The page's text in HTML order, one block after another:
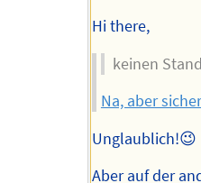
Hi there,
keinen
Na, aber
Unglaublich!😉
Aber auf der